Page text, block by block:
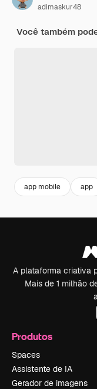
adimaskur48
Você também
app mobile app
A plataforma criativa
Mais de 1 milhão
Produtos
Spaces
Assistente de IA
Gerador de imagens